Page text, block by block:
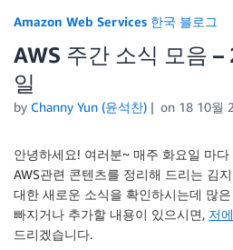
홈
에디션
Amazon Web Services 한국 블로그
AWS 주간 소식 모음
일
by Channy Yun (윤석찬) on 18 10월
안녕하세요! 여러분~ 매주 화요일 마
AWS관련 콘텐츠를 정리해 드리는 김
대한 새로운 소식을 확인하시는데 많
빠지거나 추가할 내용이 있으시면, 저
드리겠습니다.